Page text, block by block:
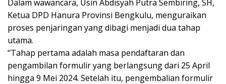
Dalam wawancara, Usin Abdisyah Putra Sembiring, SH,
Ketua DPD Hanura Provinsi Bengkulu, menguraikan
proses penjaringan yang dibagi menjadi dua tahap
utama.
“Tahap pertama adalah masa pendaftaran dan
pengambilan formulir yang berlangsung dari 25 April
hingga 9 Mei 2024. Setelah itu, pengembalian formulir